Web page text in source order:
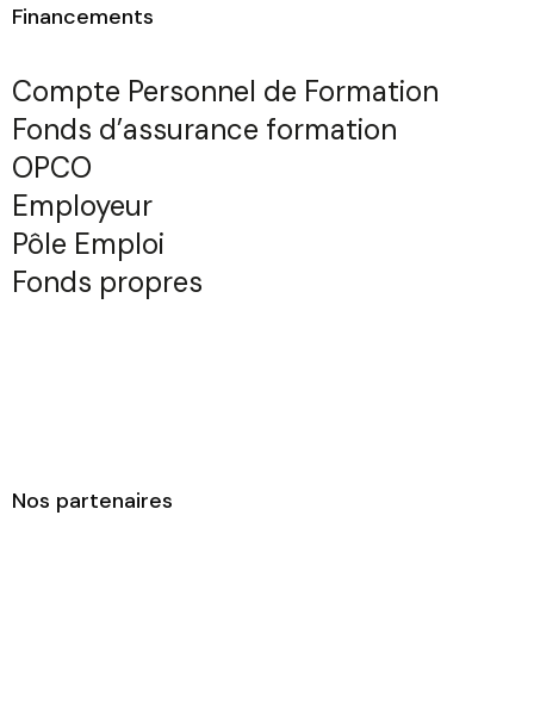
Financements
Compte Personnel de Formation
Fonds d’assurance formation
OPCO
Employeur
Pôle Emploi
Fonds propres
Nos partenaires